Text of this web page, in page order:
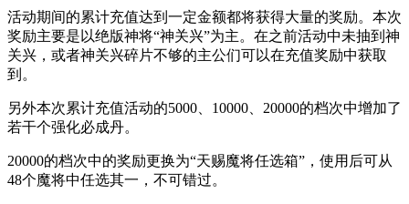
活动期间的累计充值达到一定金额都将获得大量的奖励。本次
奖励主要是以绝版神将“神关兴”为主。在之前活动中未抽到神
关兴，或者神关兴碎片不够的主公们可以在充值奖励中获取
到。
另外本次累计充值活动的5000、10000、20000的档次中增加了
若干个强化必成丹。
20000的档次中的奖励更换为“天赐魔将任选箱”，使用后可从
48个魔将中任选其一，不可错过。